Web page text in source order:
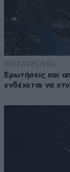
21·02·2025 15:06
Ερωτήσεις και
ενδέχεται να